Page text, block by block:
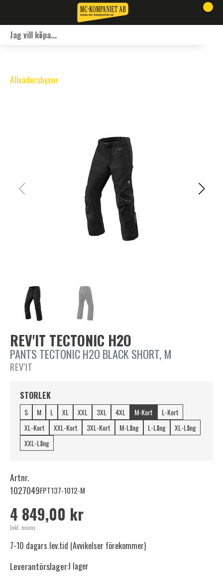
Allvädersbyxor
REV'IT TECTONIC H2O
PANTS TECTONIC H2O BLACK SHORT, M
REV'IT
STORLEK
S M L XL XXL 3XL 4XL M-Kort
L-Kort
XL-Kort
XXL-Kort 3XL-Kort M-Lång L-Lång
XL-Lång
XXL-Lång
Artnr.
1027049FPT137-1012-M
4 849,00 kr
Inkl. moms
7-10 dagars lev.tid (Avvikelser förekommer)
Leverantörslager:I lager